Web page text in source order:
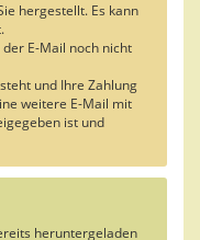
hergestellt. Es kann
E-Mail noch nicht
und Ihre Zahlung
weitere E-Mail mit
ist und
heruntergeladen